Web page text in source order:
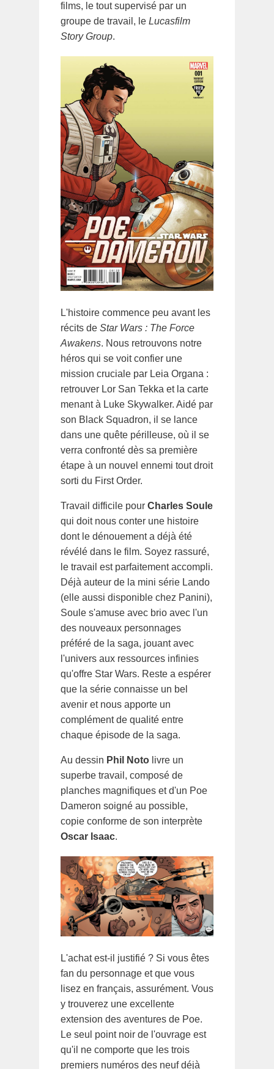
films, le tout supervisé par un
groupe de travail, le Lucasfilm
Story Group.
L'histoire commence peu avant les
récits de Star Wars : The Force
Awakens. Nous retrouvons notre
héros qui se voit confier une
mission cruciale par Leia Organa :
retrouver Lor San Tekka et la carte
menant à Luke Skywalker. Aidé par
son Black Squadron, il se lance
dans une quête périlleuse, où il se
verra confronté dès sa première
étape à un nouvel ennemi tout droit
sorti du First Order.
Travail difficile pour Charles Soule
qui doit nous conter une histoire
dont le dénouement a déjà été
révélé dans le film. Soyez rassuré,
le travail est parfaitement accompli.
Déjà auteur de la mini série Lando
(elle aussi disponible chez Panini),
Soule s'amuse avec brio avec l'un
des nouveaux personnages
préféré de la saga, jouant avec
l'univers aux ressources infinies
qu'offre Star Wars. Reste a espérer
que la série connaisse un bel
avenir et nous apporte un
complément de qualité entre
chaque épisode de la saga.
Au dessin Phil Noto livre un
superbe travail, composé de
planches magnifiques et d'un Poe
Dameron soigné au possible,
copie conforme de son interprète
Oscar Isaac.
L'achat est-il justifié ? Si vous êtes
fan du personnage et que vous
lisez en français, assurément. Vous
y trouverez une excellente
extension des aventures de Poe.
Le seul point noir de l'ouvrage est
qu'il ne comporte que les trois
premiers numéros des neuf déjà